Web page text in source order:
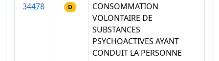
34478
D
CONSOMMATION
VOLONTAIRE DE
SUBSTANCES
PSYCHOACTIVES AYANT
CONDUIT LA PERSONNE